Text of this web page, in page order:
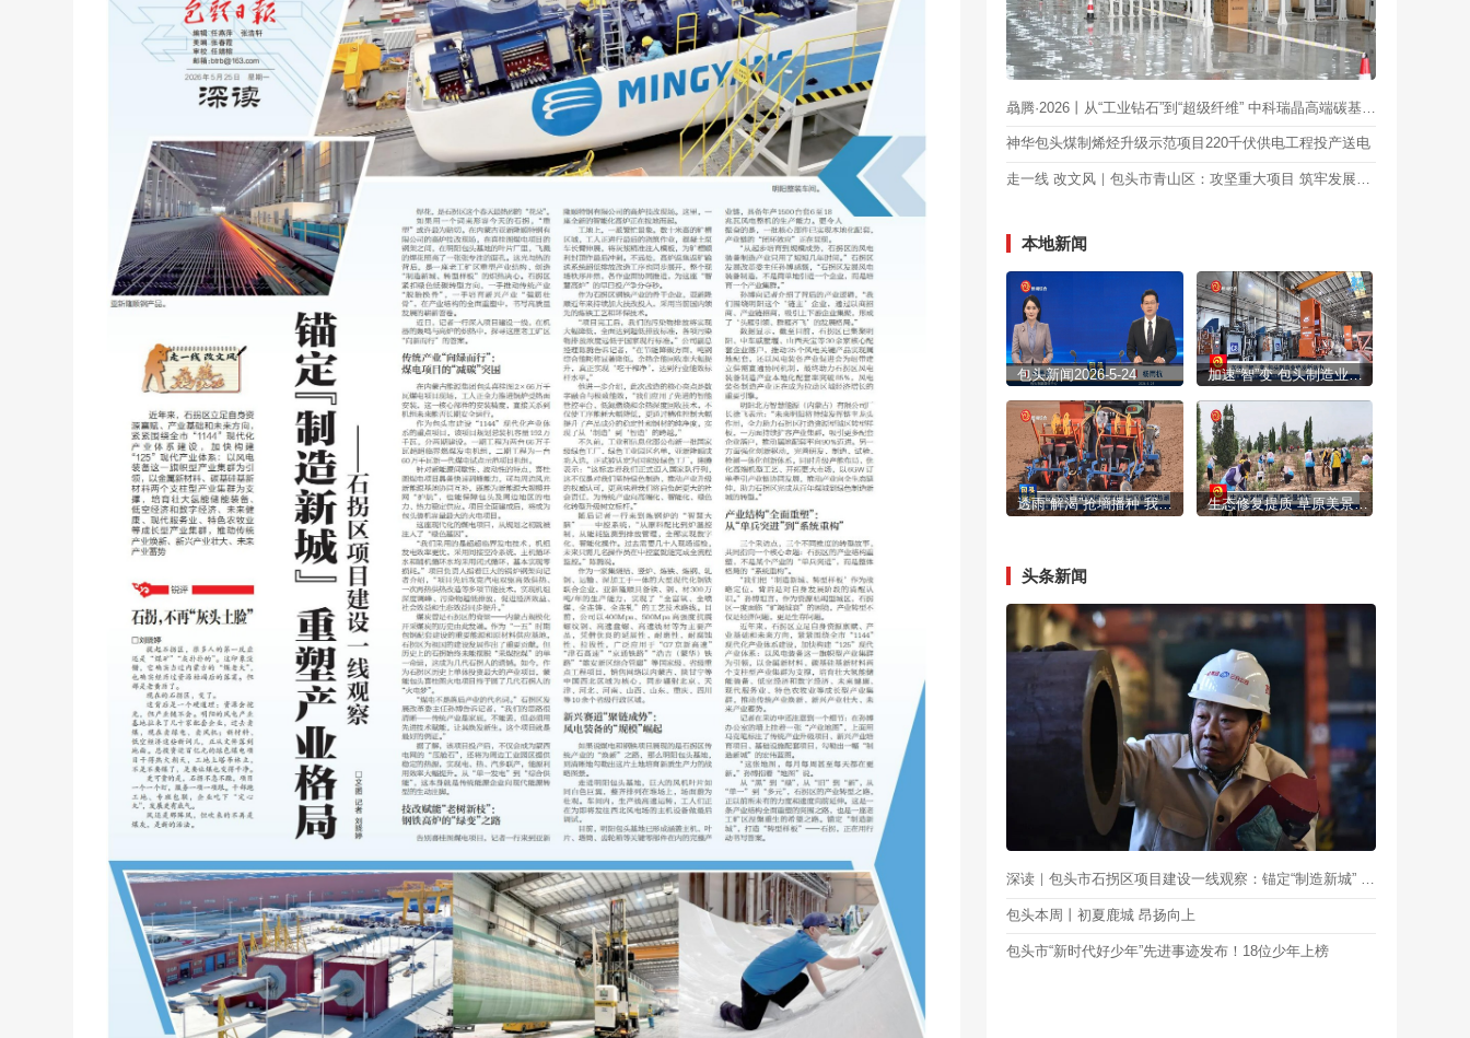
神华包头煤制烯烃升级示范项目220千伏供电工程投产送电
走一线 改文风｜包头市青山区：攻坚重大项目 筑牢发展根基
本地新闻
包头新闻2026-5-24 加速“智”变 包头制造业焕发新活力
透雨“解渴”抢墒播种 我市山北地区春播掀热潮 生态修复提质 草原美景焕新
头条新闻
深读｜包头市石拐区项目建设一线观察：锚定“制造新城” 重塑产业格局
包头本周丨初夏鹿城 昂扬向上
包头市“新时代好少年”先进事迹发布！18位少年上榜